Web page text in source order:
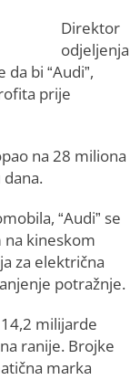
Direktor
odjeljenja
bi “Audi”,
prije
na 28 miliona
“Audi” se
na kineskom
za električna
potražnje.
milijarde
ranije. Brojke
marka